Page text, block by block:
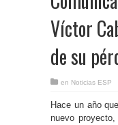
Víctor
de su
en Noticias ESP
Hace un año
nuevo